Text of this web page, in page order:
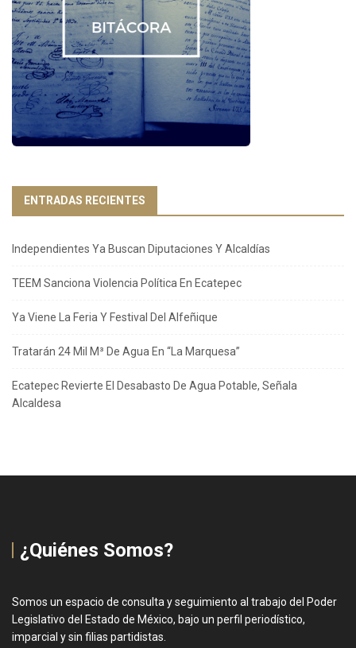
ENTRADAS RECIENTES
Independientes Ya Buscan Diputaciones Y Alcaldías
TEEM Sanciona Violencia Política En Ecatepec
Ya Viene La Feria Y Festival Del Alfeñique
Tratarán 24 Mil M³ De Agua En “La Marquesa”
Ecatepec Revierte El Desabasto De Agua Potable, Señala
Alcaldesa
¿Quiénes Somos?
Somos un espacio de consulta y seguimiento al trabajo del Poder
Legislativo del Estado de México, bajo un perfil periodístico,
imparcial y sin filias partidistas.